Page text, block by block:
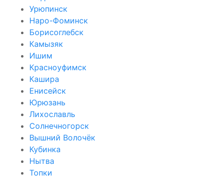
Урюпинск
Наро-Фоминск
Борисоглебск
Камызяк
Ишим
Красноуфимск
Кашира
Енисейск
Юрюзань
Лихославль
Солнечногорск
Вышний Волочёк
Кубинка
Нытва
Топки